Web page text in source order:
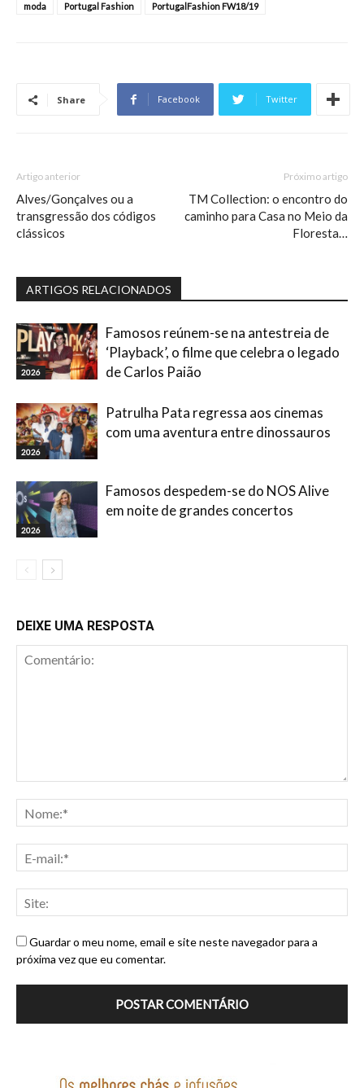
moda
Portugal Fashion PortugalFashion FW18/19
Share Facebook Twitter
Artigo anterior
Alves/Gonçalves ou a
transgressão dos códigos
clássicos
Próximo artigo
TM Collection: o encontro do
caminho para Casa no Meio da
Floresta…
ARTIGOS RELACIONADOS
2026
Famosos reúnem-se na antestreia de
‘Playback’, o filme que celebra o legado
de Carlos Paião
2026
Patrulha Pata regressa aos cinemas
com uma aventura entre dinossauros
2026
Famosos despedem-se do NOS Alive
em noite de grandes concertos
DEIXE UMA RESPOSTA
Guardar o meu nome, email e site neste navegador para a
próxima vez que eu comentar.